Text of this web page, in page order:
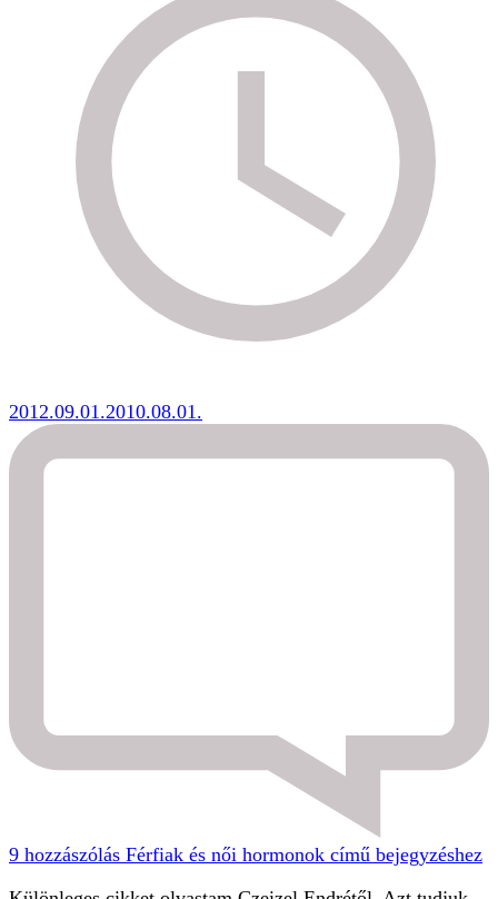
2012.09.01.2010.08.01.
9 hozzászólás Férfiak és női hormonok című bejegyzéshez